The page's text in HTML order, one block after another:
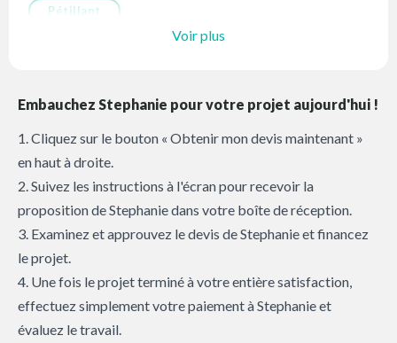
Pétillant
Voir plus
Embauchez Stephanie pour votre projet aujourd'hui !
1. Cliquez sur le bouton « Obtenir mon devis maintenant »
en haut à droite.
2. Suivez les instructions à l'écran pour recevoir la
proposition de Stephanie dans votre boîte de réception.
3. Examinez et approuvez le devis de Stephanie et financez
le projet.
4. Une fois le projet terminé à votre entière satisfaction,
effectuez simplement votre paiement à Stephanie et
évaluez le travail.